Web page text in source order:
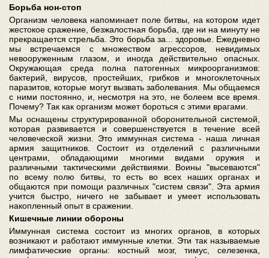
Борьба нон-стоп
Организм человека напоминает поле битвы, на котором идет
жестокое сражение, безжалостная борьба, где ни на минуту не
прекращается стрельба. Это борьба за... здоровье. Ежедневно
мы встречаемся с множеством агрессоров, невидимых
невооруженным глазом, и иногда действительно опасных.
Окружающая среда полна патогенных микроорганизмов:
бактерий, вирусов, простейших, грибков и многоклеточных
паразитов, которые могут вызвать заболевания. Мы общаемся
с ними постоянно, и, несмотря на это, не болеем все время.
Почему? Так как организм может бороться с этими врагами.
Мы оснащены структурированной оборонительной системой,
которая развивается и совершенствуется в течение всей
человеческой жизни. Это иммунная система - наша личная
армия защитников. Состоит из отделений с различными
центрами, обладающими многими видами оружия и
различными тактическими действиями. Воины "высеваются"
по всему полю битвы, то есть во всех наших органах и
общаются при помощи различных "систем связи". Эта армия
учится быстро, ничего не забывает и умеет использовать
накопленный опыт в сражении.
Кишечные линии обороны
Иммунная система состоит из многих органов, в которых
возникают и работают иммунные клетки. Эти так называемые
лимфатические органы: костный мозг, тимус, селезенка,